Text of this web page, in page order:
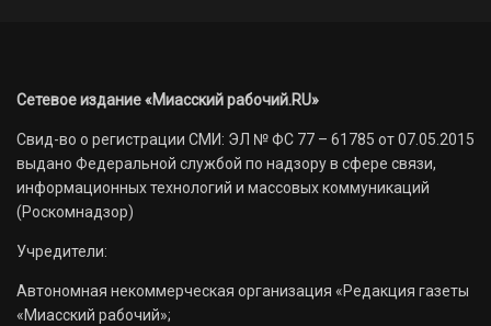
Сетевое издание «Миасский рабочий.RU»
Свид-во о регистрации СМИ: ЭЛ № ФС 77 – 61785 от 07.05.2015
выдано Федеральной службой по надзору в сфере связи,
информационных технологий и массовых коммуникаций
(Роскомнадзор)
Учредители:
Автономная некоммерческая организация «Редакция газеты
«Миасский рабочий»;